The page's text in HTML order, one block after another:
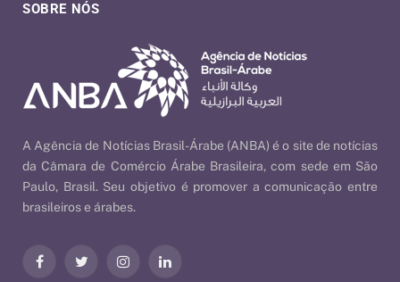
SOBRE NÓS
A Agência de Notícias Brasil-Árabe (ANBA) é o site de notícias
da Câmara de Comércio Árabe Brasileira, com sede em São
Paulo, Brasil. Seu objetivo é promover a comunicação entre
brasileiros e árabes.
FacebookTwitter InstagramLinkedIn